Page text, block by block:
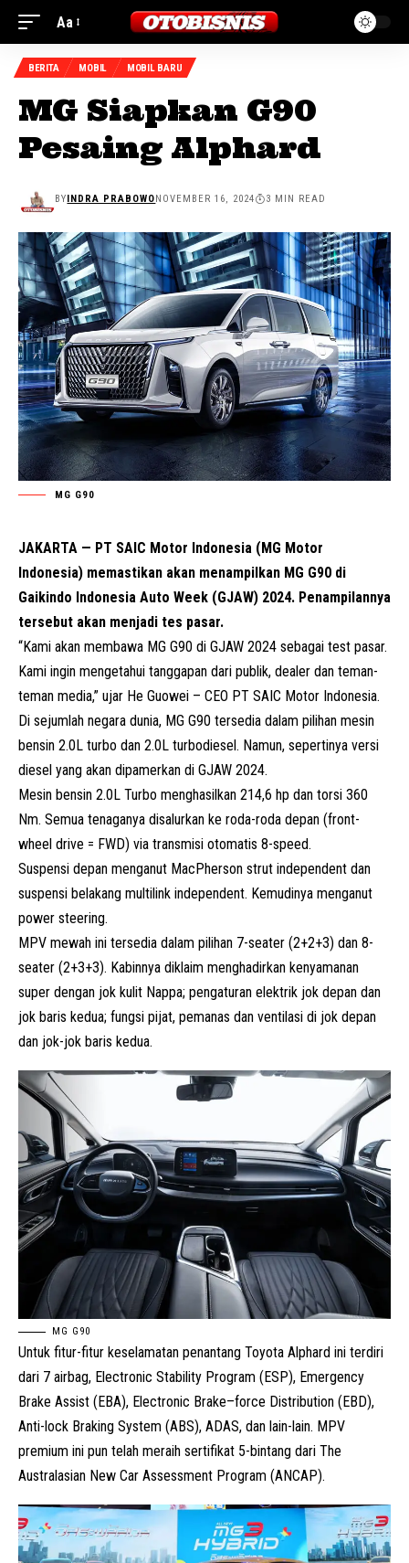
Aa
BERITA MOBIL MOBIL BARU
MG Siapkan G90
Pesaing Alphard
BYINDRA PRABOWONOVEMBER 16, 2024 3 MIN READ
MG G90
JAKARTA — PT SAIC Motor Indonesia (MG Motor
Indonesia) memastikan akan menampilkan MG G90 di
Gaikindo Indonesia Auto Week (GJAW) 2024. Penampilannya
tersebut akan menjadi tes pasar.
“Kami akan membawa MG G90 di GJAW 2024 sebagai test pasar.
Kami ingin mengetahui tanggapan dari publik, dealer dan teman-
teman media,” ujar He Guowei – CEO PT SAIC Motor Indonesia.
Di sejumlah negara dunia, MG G90 tersedia dalam pilihan mesin
bensin 2.0L turbo dan 2.0L turbodiesel. Namun, sepertinya versi
diesel yang akan dipamerkan di GJAW 2024.
Mesin bensin 2.0L Turbo menghasilkan 214,6 hp dan torsi 360
Nm. Semua tenaganya disalurkan ke roda-roda depan (front-
wheel drive = FWD) via transmisi otomatis 8-speed.
Suspensi depan menganut MacPherson strut independent dan
suspensi belakang multilink independent. Kemudinya menganut
power steering.
MPV mewah ini tersedia dalam pilihan 7-seater (2+2+3) dan 8-
seater (2+3+3). Kabinnya diklaim menghadirkan kenyamanan
super dengan jok kulit Nappa; pengaturan elektrik jok depan dan
jok baris kedua; fungsi pijat, pemanas dan ventilasi di jok depan
dan jok-jok baris kedua.
MG G90
Untuk fitur-fitur keselamatan penantang Toyota Alphard ini terdiri
dari 7 airbag, Electronic Stability Program (ESP), Emergency
Brake Assist (EBA), Electronic Brake–force Distribution (EBD),
Anti-lock Braking System (ABS), ADAS, dan lain-lain. MPV
premium ini pun telah meraih sertifikat 5-bintang dari The
Australasian New Car Assessment Program (ANCAP).